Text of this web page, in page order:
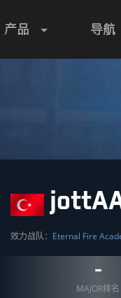
产品 导航
效力战队： Eternal Fire
-
MAJOR排名